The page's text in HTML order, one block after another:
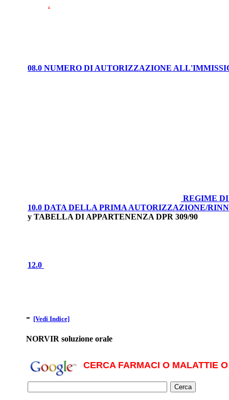
.
08.0 NUMERO DI AUTORIZZAZIONE
REGIME
10.0 DATA DELLA PRIMA AUTORIZZAZIONE/
y TABELLA DI APPARTENENZA DPR 309/90
12.0
- [Vedi Indice]
NORVIR soluzione orale
CERCA FARMACI O MALATTIE